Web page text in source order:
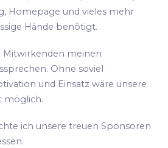
Homepage und vieles mehr
Hände benötigt.
Mitwirkenden meinen
Ohne soviel
und Einsatz wäre unsere
möglich.
ich unsere treuen Sponsoren